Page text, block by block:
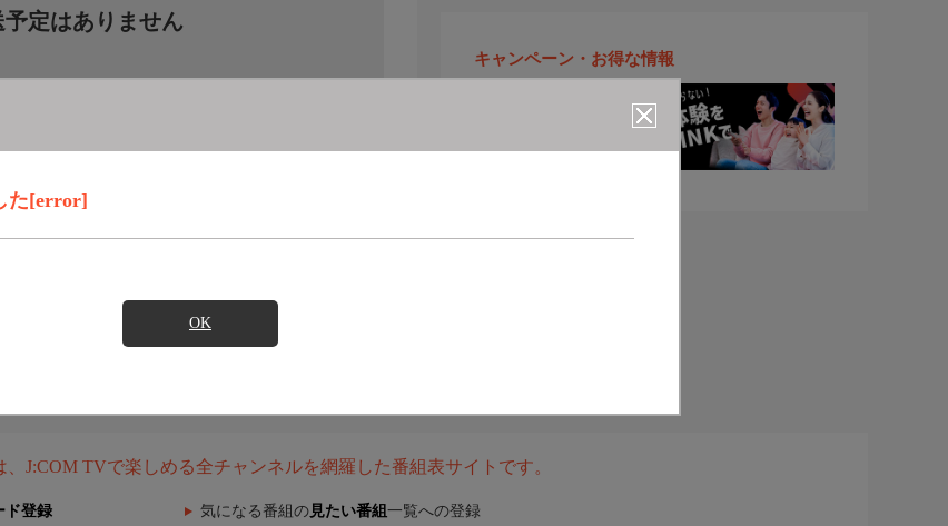
た[error]
OK
定はありません
キャンペーン・お得な情報
、J:COM TVで楽しめる全チャンネルを網羅した番組表サイトです。
ド登録 気になる番組の 見たい番組 一覧への登録